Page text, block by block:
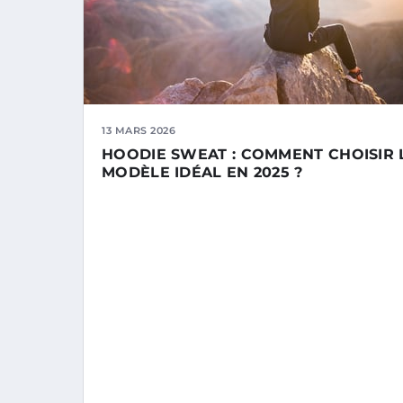
13 MARS 2026
HOODIE SWEAT : COMMENT CHOISIR
MODÈLE IDÉAL EN 2025 ?